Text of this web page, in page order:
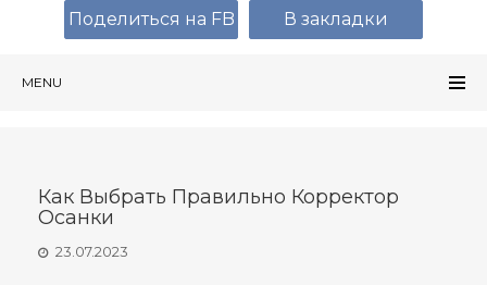
MENU
Как Выбрать Правильно Корректор
Осанки
23.07.2023
Поделиться на FB В закладки